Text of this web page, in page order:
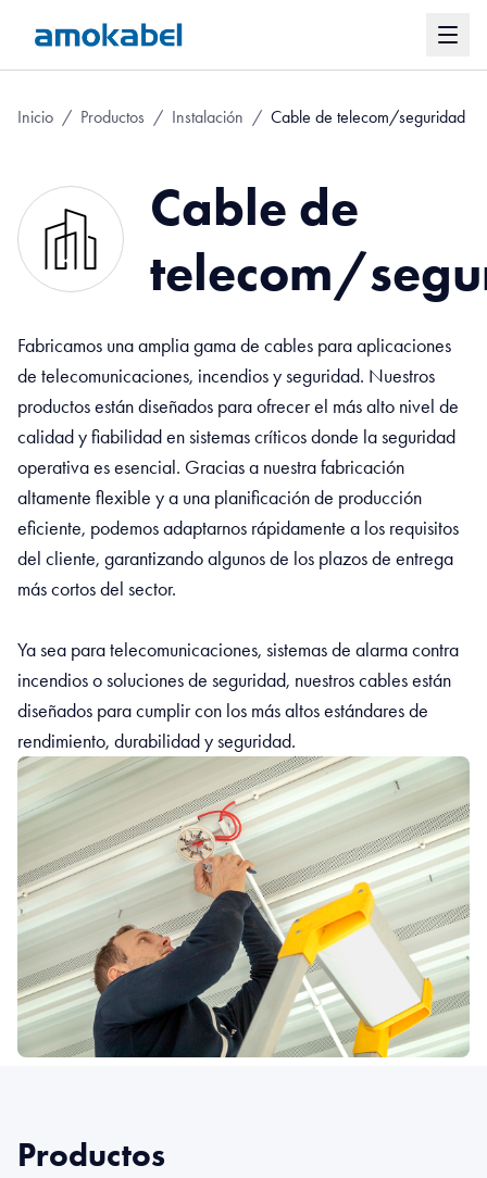
Inicio / Productos / Instalación / Cable de telecom/seguridad
Cable de
telecom/
Fabricamos una amplia gama de cables para aplicaciones
de telecomunicaciones, incendios y seguridad. Nuestros
productos están diseñados para ofrecer el más alto nivel de
calidad y fiabilidad en sistemas críticos donde la seguridad
operativa es esencial. Gracias a nuestra fabricación
altamente flexible y a una planificación de producción
eficiente, podemos adaptarnos rápidamente a los requisitos
del cliente, garantizando algunos de los plazos de entrega
más cortos del sector.
Ya sea para telecomunicaciones, sistemas de alarma contra
incendios o soluciones de seguridad, nuestros cables están
diseñados para cumplir con los más altos estándares de
rendimiento, durabilidad y seguridad.
Productos